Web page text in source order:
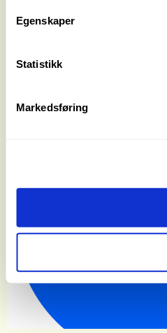
Egenskaper
Statistikk
Markedsføring